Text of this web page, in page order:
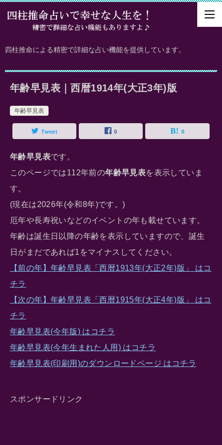
四柱推命による精密で詳細な占い機能を提供しています。
年齢早見表｜西暦1914年(大正3年)版
年齢早見表
Tweet 0 0
年齢早見表です。
このページでは112年前の年齢早見表を表示していま
す。
(現在は2026年(令和8年)です。)
厄年や長寿祝いなどのイベントの年も載せています。
年齢は誕生日以降の年齢を表示していますので、誕生
日がまだであれば1をマイナスしてください。
【前の年】年齢早見表「西暦1913年(大正2年)版」 はコ
チラ
【次の年】年齢早見表「西暦1915年(大正4年)版」 はコ
チラ
年齢早見表(今年版) はコチラ
年齢早見表(今年生まれた人用) はコチラ
年齢早見表(印刷用)のダウンロードページ はコチラ
スポンサードリンク